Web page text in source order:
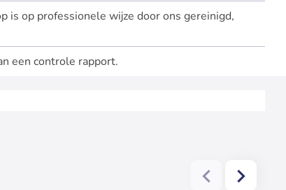
is op professionele wijze door ons gereinigd,
een controle rapport.